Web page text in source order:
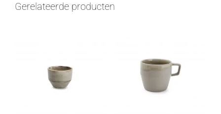
Gerelateerde producten